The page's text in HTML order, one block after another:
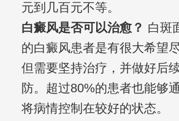
元到几百元不等。
白癜风是否可以治愈？ 白斑
的白癜风患者是有很大希望
但需要坚持治疗，并做好后
防。超过80%的患者也能够
将病情控制在较好的状态。